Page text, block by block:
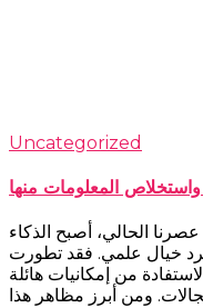
Uncategorized
المعلومات منها
الحالي، أصبح الذكاء
خيال علمي. فقد تطورت
من إمكانيات هائلة
ومن أبرز مظاهر هذا